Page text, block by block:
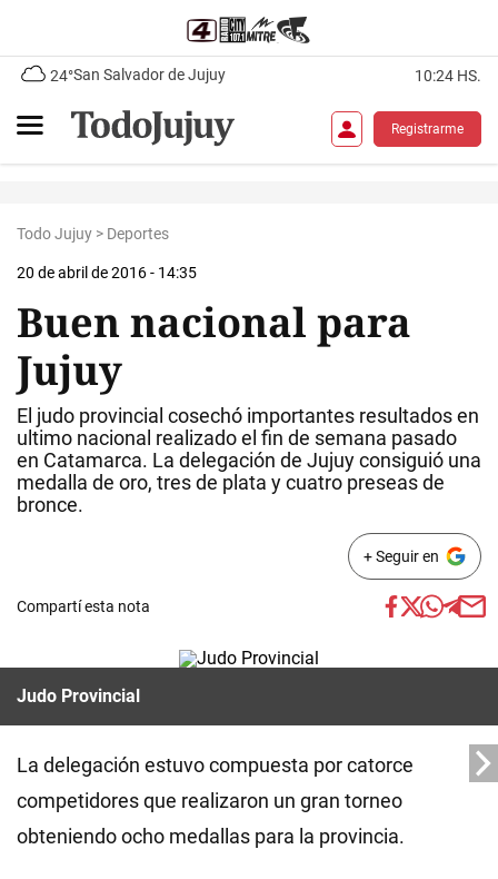
24°San Salvador de Jujuy 10:24 HS.
Registrarme
Todo Jujuy > Deportes
20 de abril de 2016 - 14:35
Buen nacional para
Jujuy
El judo provincial cosechó importantes resultados en
ultimo nacional realizado el fin de semana pasado
en Catamarca. La delegación de Jujuy consiguió una
medalla de oro, tres de plata y cuatro preseas de
bronce.
+ Seguir en
Compartí esta nota
Judo Provincial
La delegación estuvo compuesta por catorce
competidores que realizaron un gran torneo
obteniendo ocho medallas para la provincia.